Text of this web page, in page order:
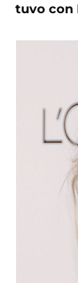
tuvo con